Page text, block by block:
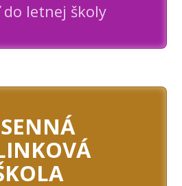
letnej školy